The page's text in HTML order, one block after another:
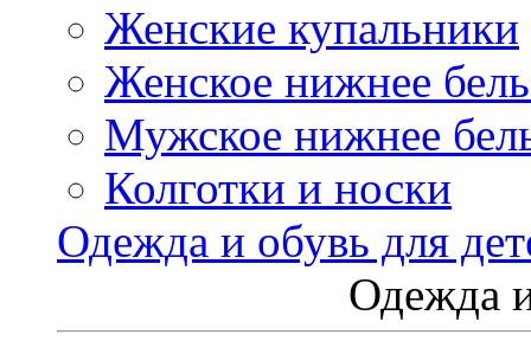
Женские купальники
Женское нижнее
Мужское нижнее
Колготки и носки
Одежда и обувь для
Одежда